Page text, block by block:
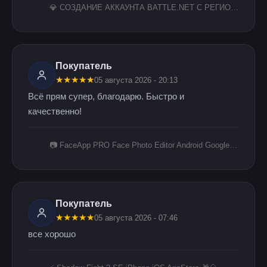
💎 СОЗДАНИЕ АККАУНТА BATTLE.NET С РЕГИОНОМ КАЗАХСТАН
Покупатель
★★★★★05 августа 2026 - 20:13
Всё прям супер, благодарю. Быстро и
качественно!
📷 FaceApp PRO Face Photo Editor Android Google Play 🎁
Покупатель
★★★★★05 августа 2026 - 07:46
все хорошо